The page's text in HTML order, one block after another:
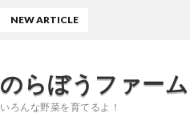
のらぼうファーム
いろんな野菜を育てるよ！
NEW ARTICLE